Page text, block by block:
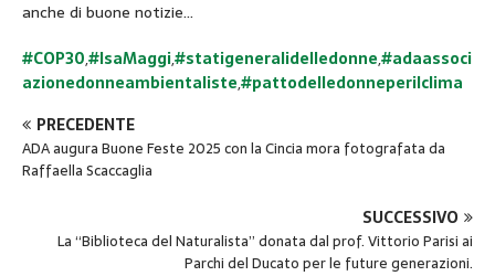
anche di buone notizie…
#COP30,#IsaMaggi,#statigeneralidelledonne,#adaassoci
azionedonneambientaliste,#pattodelledonneperilclima
PRECEDENTE
ADA augura Buone Feste 2025 con la Cincia mora fotografata da
Raffaella Scaccaglia
SUCCESSIVO
La “Biblioteca del Naturalista” donata dal prof. Vittorio Parisi ai
Parchi del Ducato per le future generazioni.